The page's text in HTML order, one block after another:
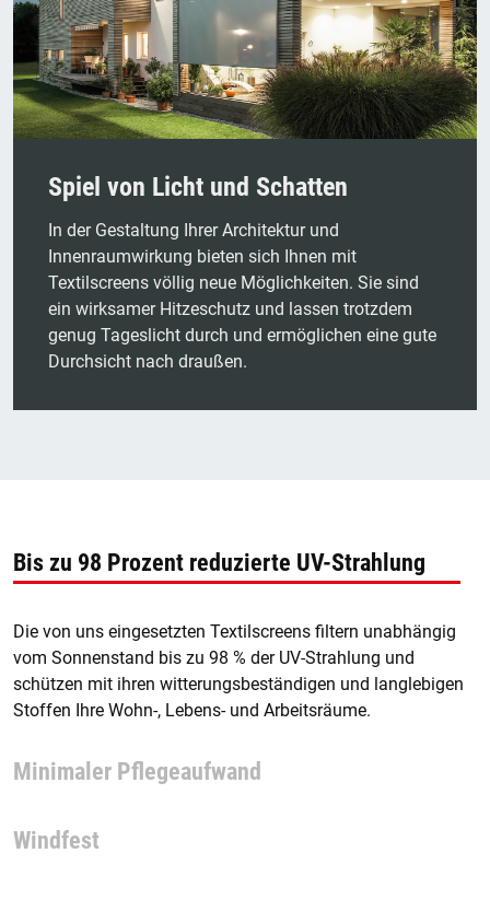
Spiel von Licht und Schatten
In der Gestaltung Ihrer Architektur und
Innenraumwirkung bieten sich Ihnen mit
Textilscreens völlig neue Möglichkeiten. Sie sind
ein wirksamer Hitzeschutz und lassen trotzdem
genug Tageslicht durch und ermöglichen eine gute
Durchsicht nach draußen.
Bis zu 98 Prozent reduzierte UV-Strahlung
Die von uns eingesetzten Textilscreens filtern unabhängig
vom Sonnenstand bis zu 98 % der UV-Strahlung und
schützen mit ihren witterungsbeständigen und langlebigen
Stoffen Ihre Wohn-, Lebens- und Arbeitsräume.
Minimaler Pflegeaufwand
Windfest